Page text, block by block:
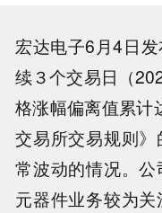
宏达电子6月4日
续３个交易日（
格涨幅偏离值累计
交易所交易规则
常波动的情况。
元器件业务较为关